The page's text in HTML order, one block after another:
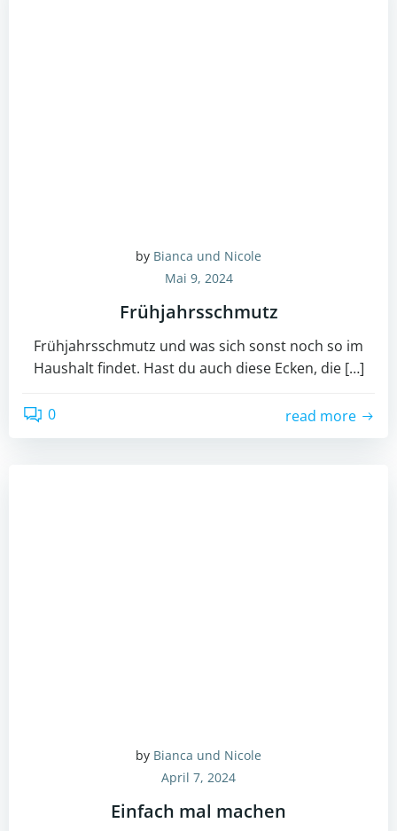
by Bianca und Nicole
Mai 9, 2024
Frühjahrsschmutz
Frühjahrsschmutz und was sich sonst noch so im
Haushalt findet. Hast du auch diese Ecken, die […]
0 read more
by Bianca und Nicole
April 7, 2024
Einfach mal machen